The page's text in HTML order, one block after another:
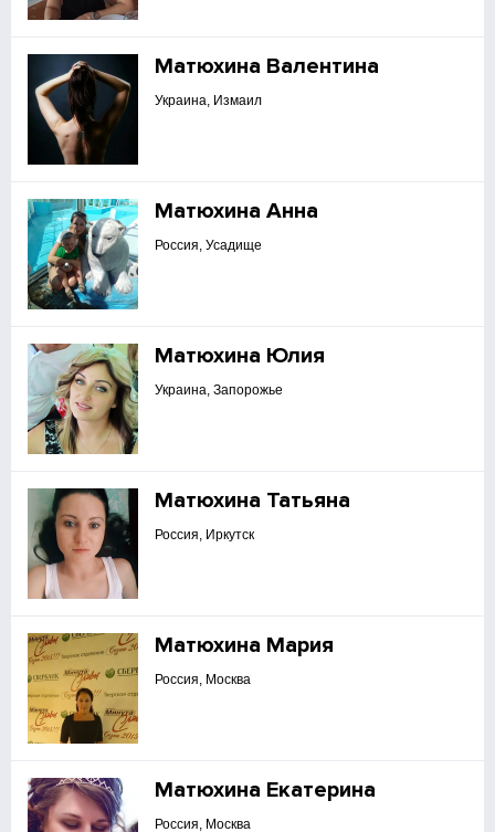
Матюхина Валентина
Украина, Измаил
Матюхина Анна
Россия, Усадище
Матюхина Юлия
Украина, Запорожье
Матюхина Татьяна
Россия, Иркутск
Матюхина Мария
Россия, Москва
Матюхина Екатерина
Россия, Москва